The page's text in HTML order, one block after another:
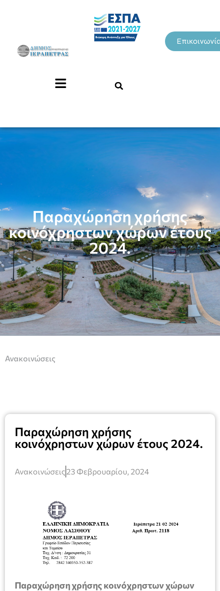
Παραχώρηση χρήσης
κοινόχρηστων χώρων έτους
2024.
Ανακοινώσεις
Παραχώρηση χρήσης
κοινόχρηστων χώρων έτους 2024.
Ανακοινώσεις 23 Φεβρουαρίου, 2024
Παραχώρηση χρήσης κοινόχρηστων χώρων